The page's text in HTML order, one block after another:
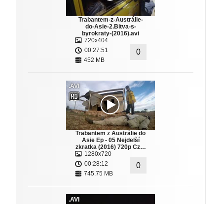
Trabantem-z-Austrálie-
do-Asie-2.Bitva-s-
byrokraty-(2016).avi
720x404
00:27:51
452 MB
0
.AVI
Trabantem z Austrálie do
Asie Ep - 05 Nejdelší
zkratka (2016) 720p Cz…
1280x720
00:28:12
745.75 MB
0
.AVI